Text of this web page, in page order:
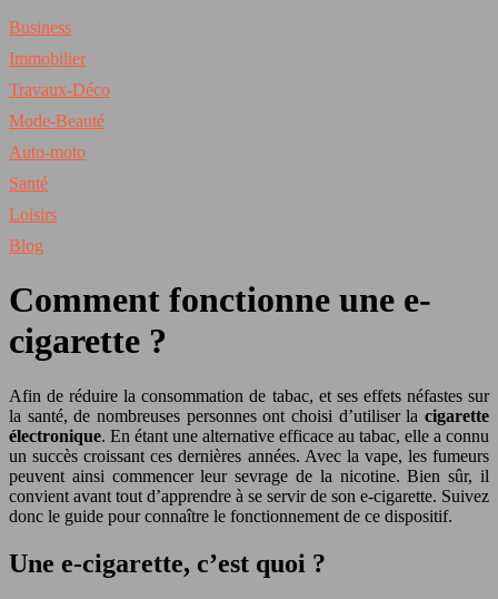
Business
Immobilier
Travaux-Déco
Mode-Beauté
Auto-moto
Santé
Loisirs
Blog
Comment fonctionne une e-
cigarette ?
Afin de réduire la consommation de tabac, et ses effets néfastes sur
la santé, de nombreuses personnes ont choisi d’utiliser la cigarette
électronique. En étant une alternative efficace au tabac, elle a connu
un succès croissant ces dernières années. Avec la vape, les fumeurs
peuvent ainsi commencer leur sevrage de la nicotine. Bien sûr, il
convient avant tout d’apprendre à se servir de son e-cigarette. Suivez
donc le guide pour connaître le fonctionnement de ce dispositif.
Une e-cigarette, c’est quoi ?